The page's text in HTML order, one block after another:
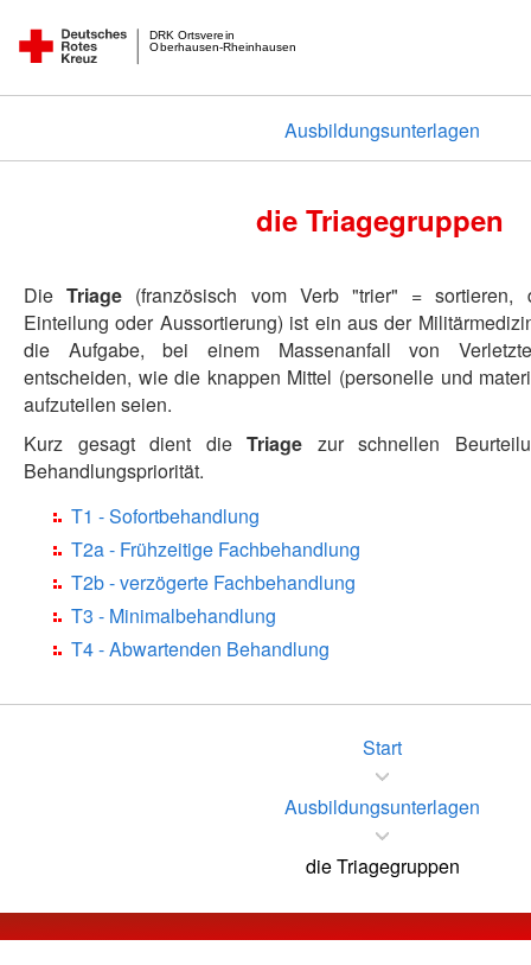
Oberhausen-Rheinhausen
DRK Ortsverein
Ausbildungsunterlagen
die Triagegruppen
DieTriage (französisch vom Verb "trier" = sortieren,
Einteilung oder Aussortierung) ist ein aus der
die Aufgabe, bei einem Massenanfall von
entscheiden, wie die knappen Mittel (personelle und
aufzuteilen seien.
Kurz gesagt dient die Triage zur schnellen
Behandlungspriorität.
T1 - Sofortbehandlung
T2a - Frühzeitige Fachbehandlung
T2b - verzögerte Fachbehandlung
T3 - Minimalbehandlung
T4 - Abwartenden Behandlung
Start
Ausbildungsunterlagen
die Triagegruppen